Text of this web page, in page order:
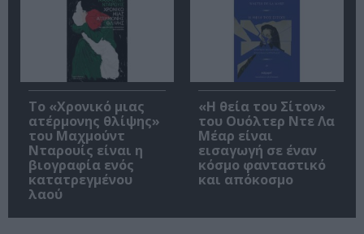
Το «Χρονικό μιας
ατέρμονης θλίψης»
του Μαχμούντ
Νταρουίς είναι η
βιογραφία ενός
κατατρεγμένου
λαού
«Η θεία του Σίτον»
του Ουόλτερ Ντε Λα
Μέαρ είναι
εισαγωγή σε έναν
κόσμο φανταστικό
και απόκοσμο